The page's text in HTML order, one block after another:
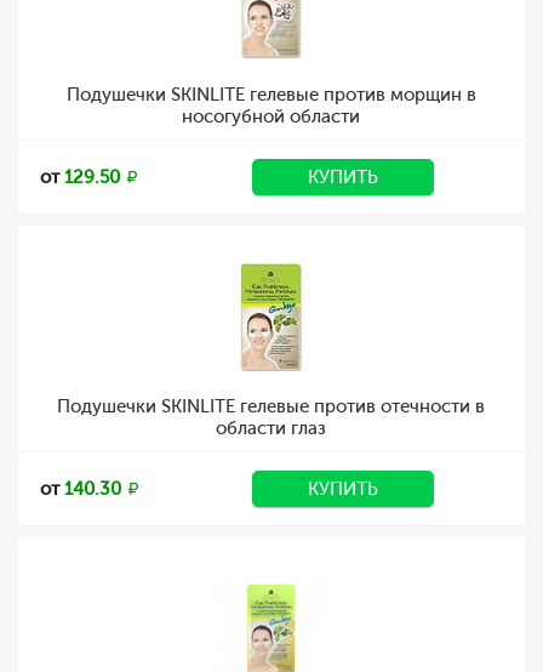
Подушечки SKINLITE гелевые против морщин в
носогубной области
от129.50 КУПИТЬ
Подушечки SKINLITE гелевые против отечности в
области глаз
от140.30 КУПИТЬ